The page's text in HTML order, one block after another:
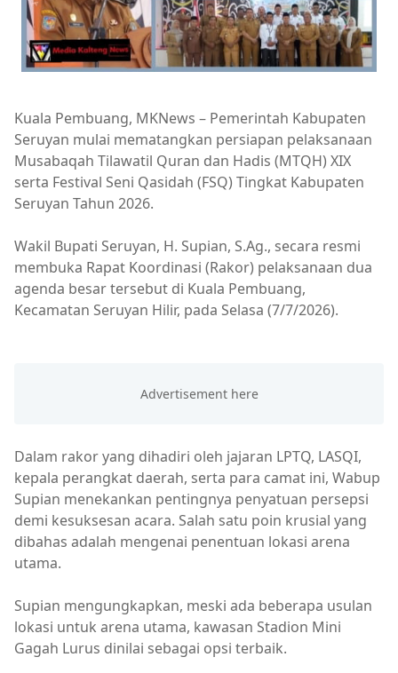
Kuala Pembuang, MKNews – Pemerintah Kabupaten
Seruyan mulai mematangkan persiapan pelaksanaan
Musabaqah Tilawatil Quran dan Hadis (MTQH) XIX
serta Festival Seni Qasidah (FSQ) Tingkat Kabupaten
Seruyan Tahun 2026.
Wakil Bupati Seruyan, H. Supian, S.Ag., secara resmi
membuka Rapat Koordinasi (Rakor) pelaksanaan dua
agenda besar tersebut di Kuala Pembuang,
Kecamatan Seruyan Hilir, pada Selasa (7/7/2026).
Dalam rakor yang dihadiri oleh jajaran LPTQ, LASQI,
kepala perangkat daerah, serta para camat ini, Wabup
Supian menekankan pentingnya penyatuan persepsi
demi kesuksesan acara. Salah satu poin krusial yang
dibahas adalah mengenai penentuan lokasi arena
utama.
Supian mengungkapkan, meski ada beberapa usulan
lokasi untuk arena utama, kawasan Stadion Mini
Gagah Lurus dinilai sebagai opsi terbaik.